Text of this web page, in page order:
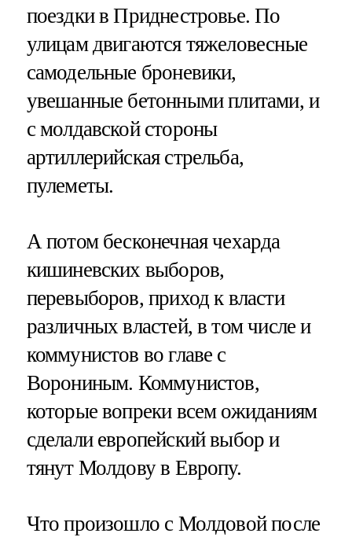
поездки в Приднестровье. По
улицам двигаются тяжеловесные
самодельные броневики,
увешанные бетонными плитами, и
с молдавской стороны
артиллерийская стрельба,
пулеметы.
А потом бесконечная чехарда
кишиневских выборов,
перевыборов, приход к власти
различных властей, в том числе и
коммунистов во главе с
Ворониным. Коммунистов,
которые вопреки всем ожиданиям
сделали европейский выбор и
тянут Молдову в Европу.
Что произошло с Молдовой после